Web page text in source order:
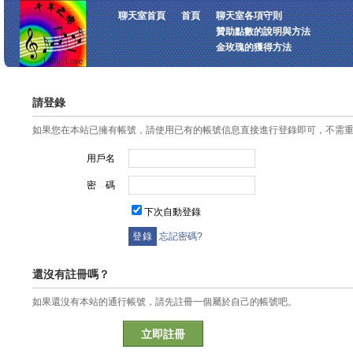
聊天室首頁 首頁
聊天室各項守則
贊助點數的說明與方法
金玫瑰的獲得方法
請登錄
如果您在本站已擁有帳號，請使用已有的帳號信息直接進行登錄即可，不需
用戶名
密 碼
下次自動登錄
忘記密碼?
還沒有註冊嗎？
如果還沒有本站的通行帳號，請先註冊一個屬於自己的帳號吧。
立即註冊